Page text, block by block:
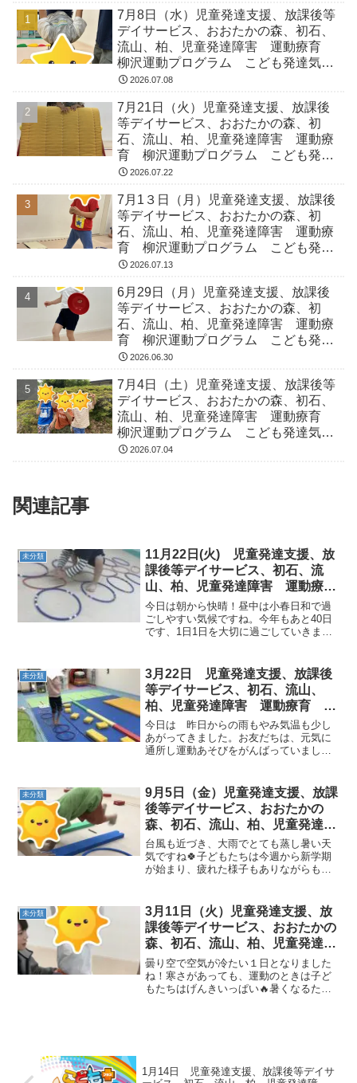
7月8日（水）児童発達支援、放課後等
デイサービス、おおたかの森、初石、
流山、柏、児童発達障害 運動療育
柳沢運動プログラム こども発達気に
なる 発達障害 放デイ 自閉症
2026.07.08
7月21日（火）児童発達支援、放課後
等デイサービス、おおたかの森、初
石、流山、柏、児童発達障害 運動療
育 柳沢運動プログラム こども発達
気になる 発達障害 放デイ 自閉
2026.07.22
7月1３日（月）児童発達支援、放課後
等デイサービス、おおたかの森、初
石、流山、柏、児童発達障害 運動療
育 柳沢運動プログラム こども発達
気になる 発達障害 放デイ 自閉
2026.07.13
6月29日（月）児童発達支援、放課後
等デイサービス、おおたかの森、初
石、流山、柏、児童発達障害 運動療
育 柳沢運動プログラム こども発達
気になる 発達障害 放デイ 自閉
2026.06.30
7月4日（土）児童発達支援、放課後等
デイサービス、おおたかの森、初石、
流山、柏、児童発達障害 運動療育
柳沢運動プログラム こども発達気に
なる 発達障害 放デイ 自閉症
2026.07.04
関連記事
未分類
11月22日(火) 児童発達支援、放
課後等デイサービス、初石、流
山、柏、児童発達障害 運動療
育 柳沢運動プログラム こども
発達気になる 発達障害 放デ
イ 自閉症 ADHD アスペルガ
今日は朝から快晴！昼中は小春日和で過
ごしやすい気候ですね。今年もあと40日
です、1日1日を大切に過ごしていきまし
様子はこちらです。≪am児発≫【１回目
サーキットトレーニ...
未分類
3月22日 児童発達支援、放課後
等デイサービス、初石、流山、
柏、児童発達障害 運動療育 柳
沢運動プログラム こどもプラス
（発達気になる 発達障害 放デ
イ 自閉症 学習障害 LD
今日は 昨日からの雨もやみ気温も少し
あがってきました。お友だちは、元気に
通所し運動あそびをがんばっていまし
ました。
未分類
9月5日（金）児童発達支援、放課
後等デイサービス、おおたかの
森、初石、流山、柏、児童発達ラ
ム こども障害 運動療育 柳沢
運動プログ発達気になる 発達障
害 放デイ 自閉症 ADHD ア
台風も近づき、大雨でとても蒸し暑い天
気ですね🍀子どもたちは今週から新学期
が始まり、疲れた様子もありながらも元
児発≫◎２択クマジャンプ クマの姿勢に
なって、正解だと思う...
未分類
3月11日（火）児童発達支援、放
課後等デイサービス、おおたかの
森、初石、流山、柏、児童発達ラ
ム こども障害 運動療育 柳沢
運動プログ発達気になる 発達障
害 放デイ 自閉症 ADHD ア
曇り空で空気が冷たい１日となりました
ね！寒さがあっても、運動のときは子ど
もたちはげんきいっぱい🔥暑くなるた
1月14日 児童発達支援、放課後等デイサ